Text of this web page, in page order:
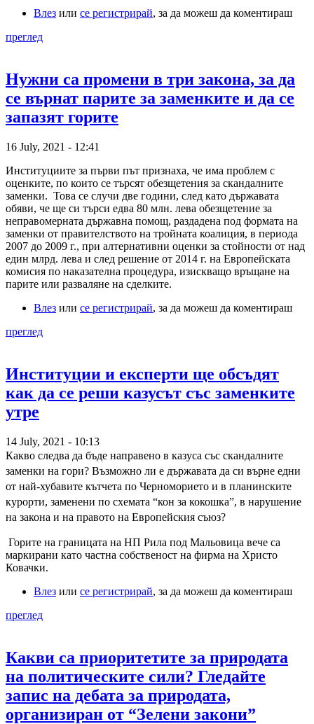
Влез или се регистрирай, за да можеш да коментираш
преглед
Нужни са промени в три закона, за да
се върнат парите за заменките и да се
запазят горите
16 July, 2021 - 12:41
Институциите за първи път признаха, че има проблем с
оценките, по които се търсят обезщетения за скандалните
заменки. Това се случи две години, след като държавата
обяви, че ще си търси едва 80 млн. лева обезщетение за
неправомерната държавна помощ, раздадена под формата на
заменки от правителството на тройната коалиция, в периода
2007 до 2009 г., при алтернативни оценки за стойности от над
един млрд. лева и след решение от 2014 г. на Европейската
комисия по наказателна процедура, изискващо връщане на
парите или разваляне на сделките.
Влез или се регистрирай, за да можеш да коментираш
преглед
Институции и експерти ще обсъдят
как да се реши казусът със заменките
утре
14 July, 2021 - 10:13
Какво следва да бъде направено в казуса със скандалните
заменки на гори? Възможно ли е държавата да си върне едни
от най-хубавите кътчета по Черноморието и в планинските
курорти, заменени по схемата “кон за кокошка”, в нарушение
на закона и на правото на Европейския съюз?
Горите на границата на НП Рила под Мальовица вече са
маркирани като частна собственост на фирма на Христо
Ковачки.
Влез или се регистрирай, за да можеш да коментираш
преглед
Какви са приоритетите за природата
на политическите сили? Гледайте
запис на дебата за природата,
организиран от “Зелени закони”